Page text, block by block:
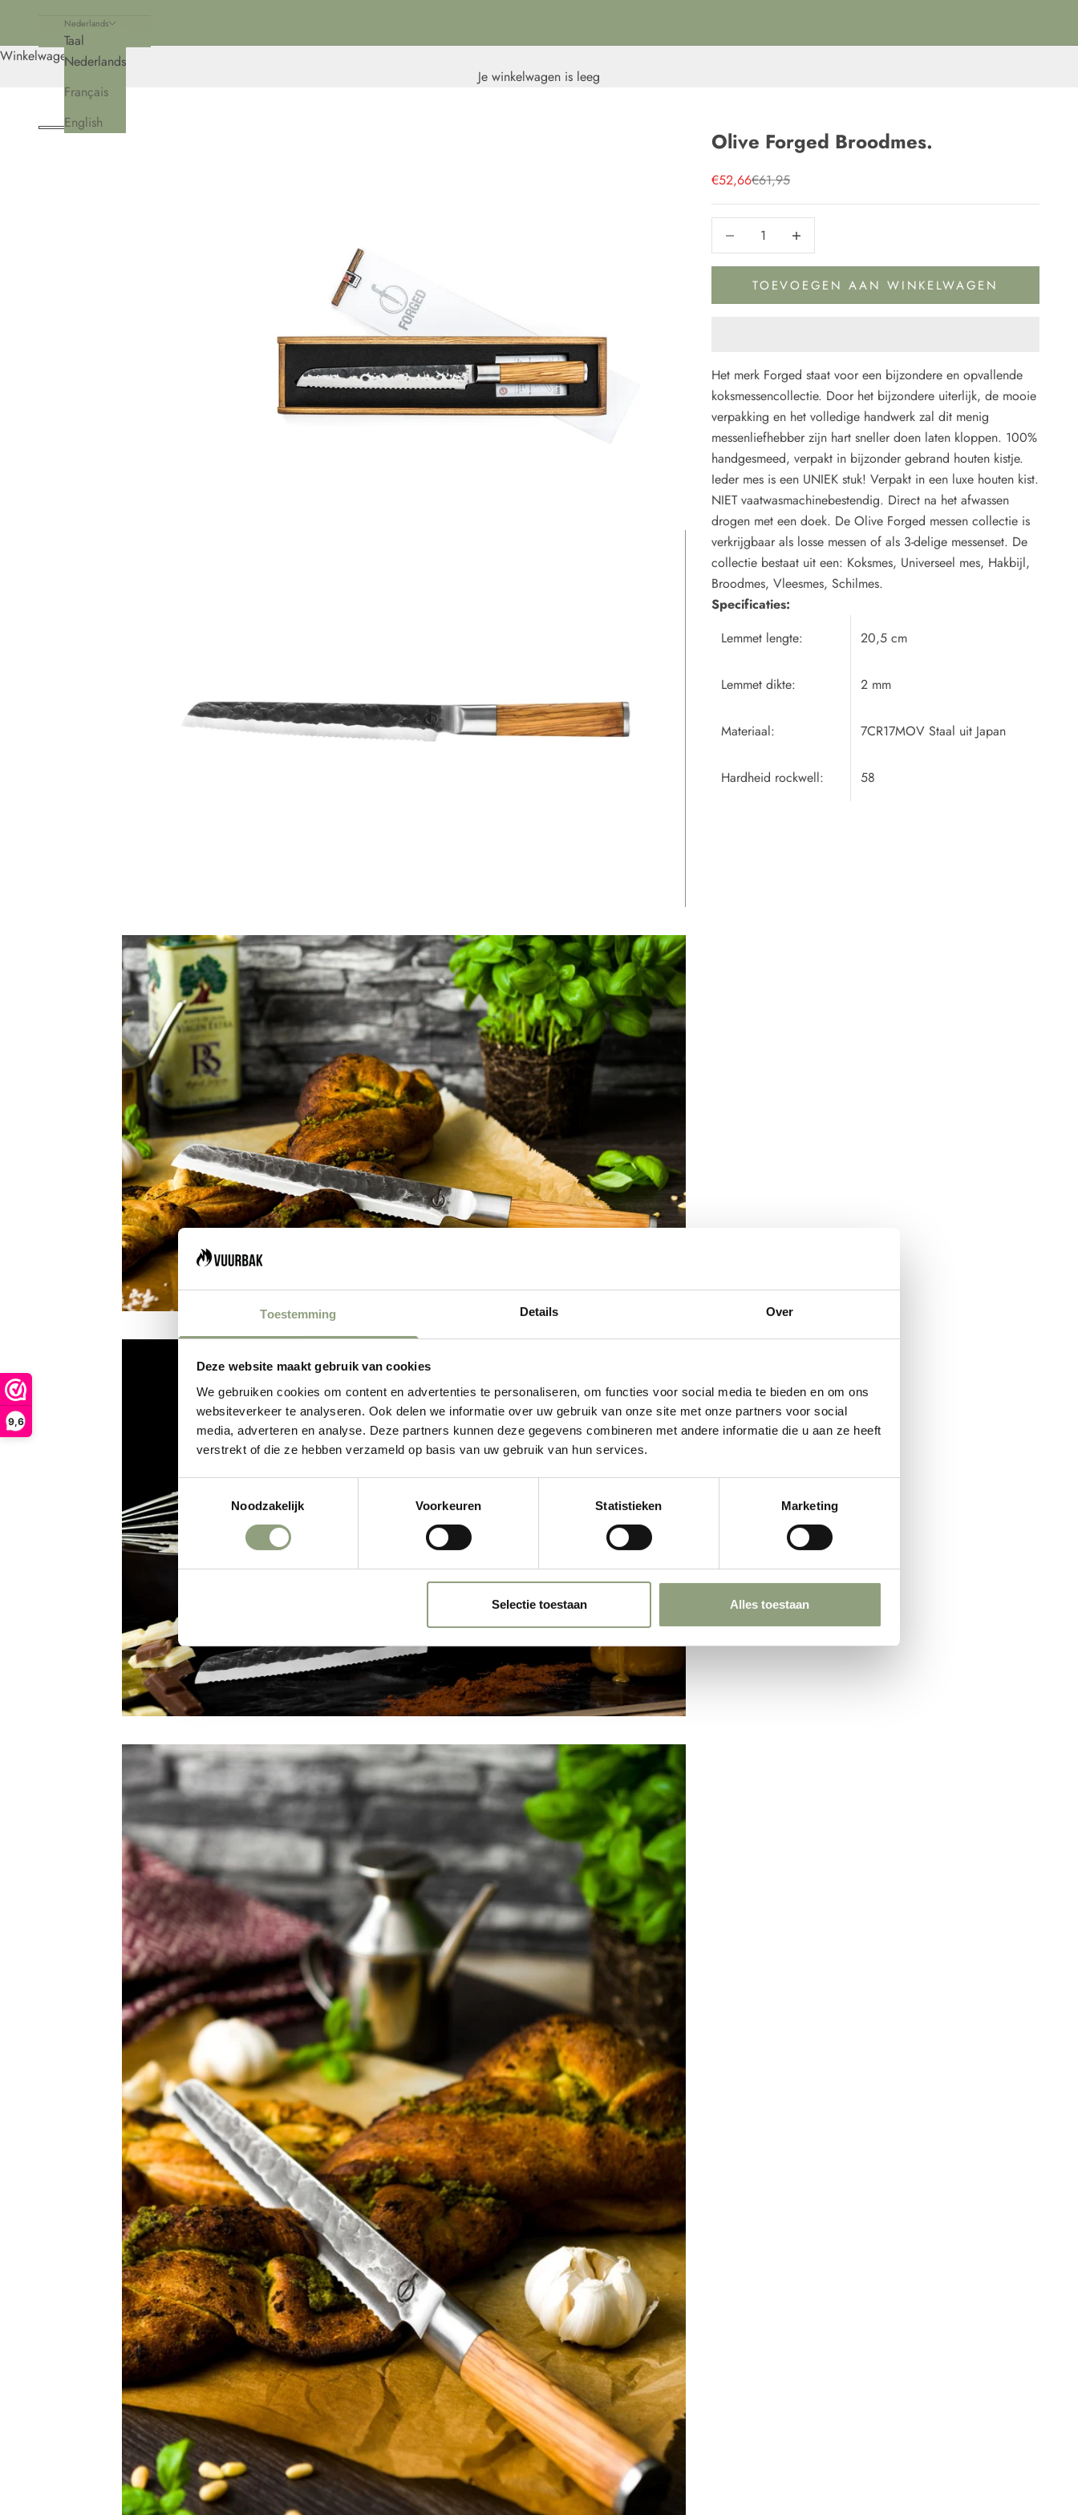
Toestemming Details Over
Deze website maakt gebruik van cookies
We gebruiken cookies om content en advertenties te personaliseren, om functies voor social media te bieden en om ons
websiteverkeer te analyseren. Ook delen we informatie over uw gebruik van onze site met onze partners voor social
media, adverteren en analyse. Deze partners kunnen deze gegevens combineren met andere informatie die u aan ze heeft
verstrekt of die ze hebben verzameld op basis van uw gebruik van hun services.
Noodzakelijk
Voorkeuren Statistieken Marketing
Selectie toestaan Alles toestaan
9,6
Nederlands
Taal
Nederlands
Français
English
Winkelwagen
Je winkelwagen is leeg
Olive Forged Broodmes.
Aanbiedingsprijs
€52,66Normale prijs
€61,95
Aantal verlagenAantal verlagen
TOEVOEGEN AAN WINKELWAGEN
Het merk Forged staat voor een bijzondere en opvallende
koksmessencollectie. Door het bijzondere uiterlijk, de mooie
verpakking en het volledige handwerk zal dit menig
messenliefhebber zijn hart sneller doen laten kloppen. 100%
handgesmeed, verpakt in bijzonder gebrand houten kistje.
Ieder mes is een UNIEK stuk! Verpakt in een luxe houten kist.
NIET vaatwasmachinebestendig. Direct na het afwassen
drogen met een doek. De Olive Forged messen collectie is
verkrijgbaar als losse messen of als 3-delige messenset. De
collectie bestaat uit een: Koksmes, Universeel mes, Hakbijl,
Broodmes, Vleesmes, Schilmes.
Specificaties:
Lemmet lengte:
20,5 cm
Lemmet dikte: 2 mm
Materiaal: 7CR17MOV Staal uit Japan
Hardheid rockwell: 58